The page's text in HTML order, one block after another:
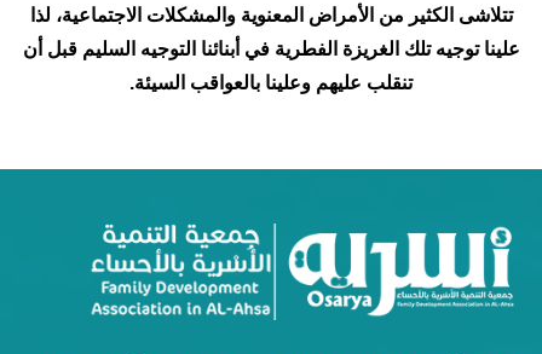
تتلاشى الكثير من الأمراض المعنوية والمشكلات الاجتماعية، لذا
علينا توجيه تلك الغريزة الفطرية في أبنائنا التوجيه السليم قبل أن
تنقلب عليهم وعلينا بالعواقب السيئة.